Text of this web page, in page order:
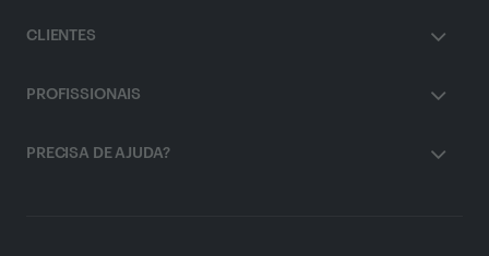
CLIENTES
PROFISSIONAIS
PRECISA DE AJUDA?